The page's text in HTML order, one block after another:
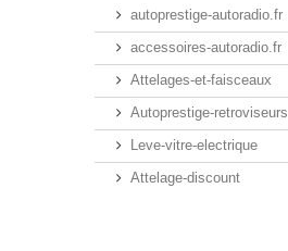
autoprestige-autoradio.fr
accessoires-autoradio.fr
Attelages-et-faisceaux
Autoprestige-retroviseurs
Leve-vitre-electrique
Attelage-discount